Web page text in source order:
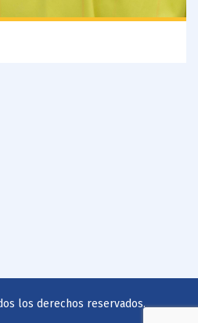
los derechos reservados.